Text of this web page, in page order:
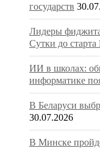
государств
Лидеры
Сутки до
ИИ в школах:
информатике
В Беларуси
30.07.2026
В Минске